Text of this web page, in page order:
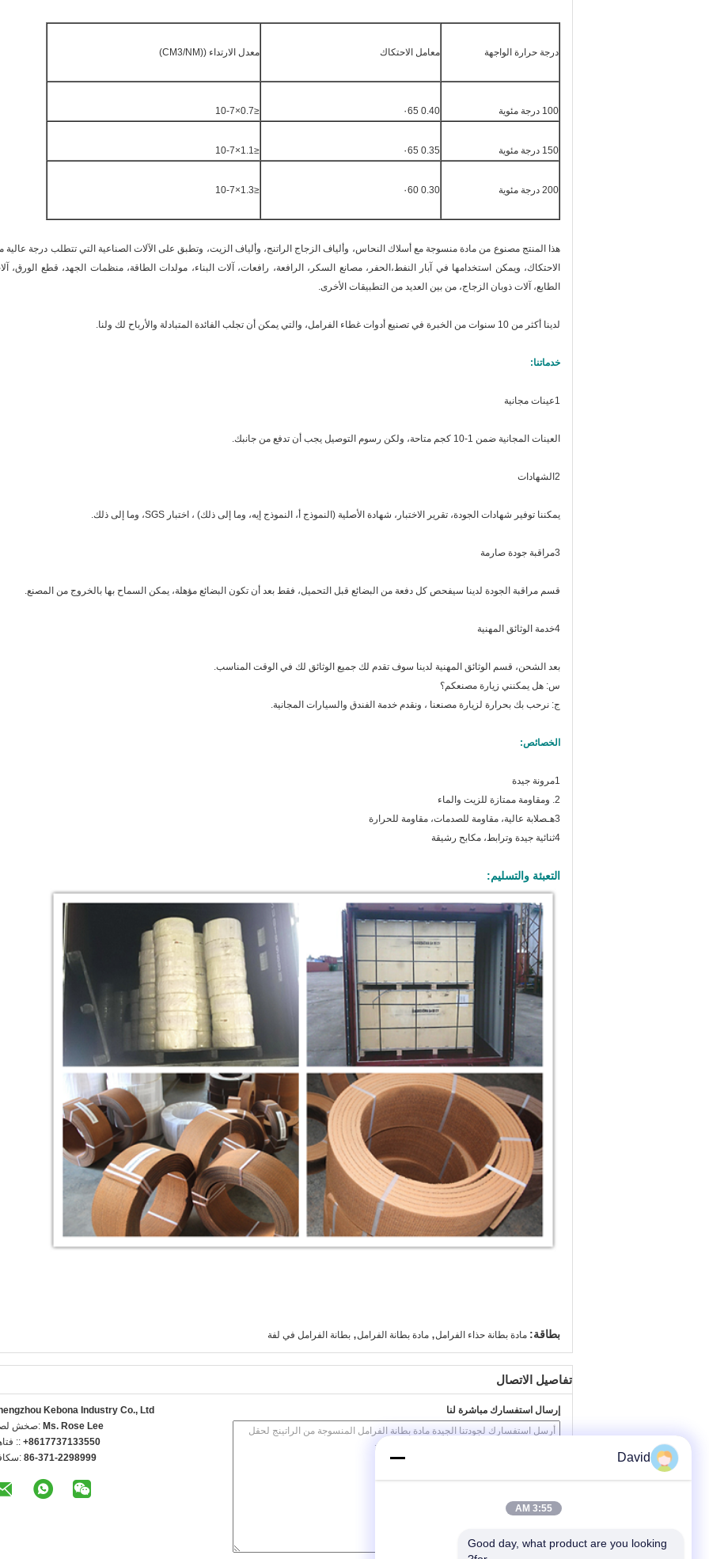
درجة حرارة الواجهة معامل الاحتكاك معدل الارتداء ((CM3/NM)
100 درجة مئوية 0.40 ٠65 ≤0.7×10-7
150 درجة مئوية 0.35 ٠65 ≤1.1×10-7
200 درجة مئوية 0.30 ٠60 ≤1.3×10-7
هذا المنتج مصنوع من مادة منسوجة مع أسلاك النحاس، وألياف الزجاج الراتنج، وألياف الزيت، وتطبق على الآلات الصناعية التي تتطلب درجة عالية
الاحتكاك، ويمكن استخدامها في آبار النفط،الحفر، مصانع السكر، الرافعة، رافعات، آلات البناء، مولدات الطاقة، منظمات الجهد، قطع الورق،
الطابع، آلات ذوبان الزجاج، من بين العديد من التطبيقات الأخرى.
لدينا أكثر من 10 سنوات من الخبرة في تصنيع أدوات غطاء الفرامل، والتي يمكن أن تجلب الفائدة المتبادلة والأرباح لك ولنا.
خدماتنا:
1عينات مجانية
العينات المجانية ضمن 1-10 كجم متاحة، ولكن رسوم التوصيل يجب أن تدفع من جانبك.
2الشهادات
يمكننا توفير شهادات الجودة، تقرير الاختبار، شهادة الأصلية (النموذج أ، النموذج إيه، وما إلى ذلك) ، اختبار SGS، وما إلى ذلك.
3مراقبة جودة صارمة
قسم مراقبة الجودة لدينا سيفحص كل دفعة من البضائع قبل التحميل، فقط بعد أن تكون البضائع مؤهلة، يمكن السماح بها بالخروج من المصنع.
4خدمة الوثائق المهنية
بعد الشحن، قسم الوثائق المهنية لدينا سوف تقدم لك جميع الوثائق لك في الوقت المناسب.
س: هل يمكنني زيارة مصنعكم؟
ج: نرحب بك بحرارة لزيارة مصنعنا ، ونقدم خدمة الفندق والسيارات المجانية.
الخصائص:
1مرونة جيدة
2. و
مقاومة ممتازة للزيت والماء
3هـ
صلابة عالية، مقاومة للصدمات، مقاومة للحرارة
4ثنائية جيدة وترابط، مكابح رشيقة
التعبئة والتسليم:
بطاقة: مادة بطانة حذاء الفرامل, مادة بطانة الفرامل, بطانة الفرامل في لفة
تفاصيل الاتصال
Kebona Industry Co., Ltd
اتصل Ms. Rose Lee
+8617737133550
86-371-2298999
إرسال استفسارك مباشرة لنا
David
3:55 AM
Good day, what product are you looking